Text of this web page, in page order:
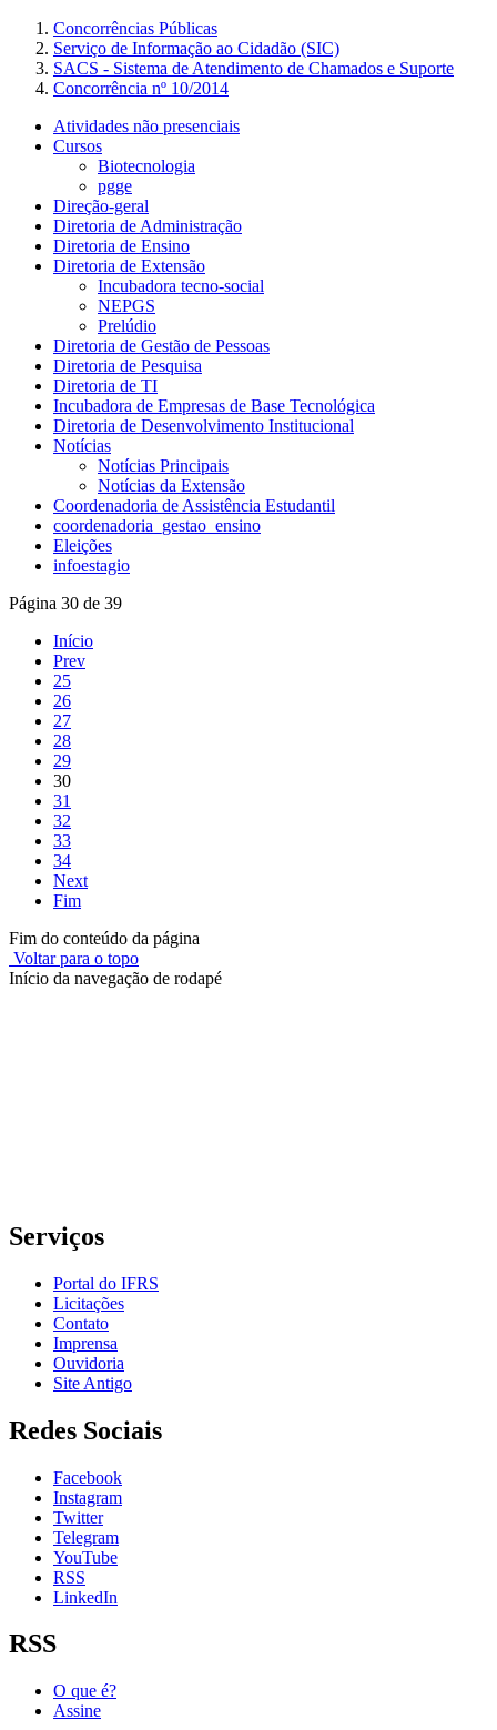
Concorrências Públicas
Serviço de Informação ao Cidadão (SIC)
SACS - Sistema de Atendimento de Chamados e Suporte
Concorrência nº 10/2014
Atividades não presenciais
Cursos
Biotecnologia
pgge
Direção-geral
Diretoria de Administração
Diretoria de Ensino
Diretoria de Extensão
Incubadora tecno-social
NEPGS
Prelúdio
Diretoria de Gestão de Pessoas
Diretoria de Pesquisa
Diretoria de TI
Incubadora de Empresas de Base Tecnológica
Diretoria de Desenvolvimento Institucional
Notícias
Notícias Principais
Notícias da Extensão
Coordenadoria de Assistência Estudantil
coordenadoria_gestao_ensino
Eleições
infoestagio
Página 30 de 39
Início
Prev
25
26
27
28
29
30
31
32
33
34
Next
Fim
Fim do conteúdo da página
Voltar para o topo
Início da navegação de rodapé
Serviços
Portal do IFRS
Licitações
Contato
Imprensa
Ouvidoria
Site Antigo
Redes Sociais
Facebook
Instagram
Twitter
Telegram
YouTube
RSS
LinkedIn
RSS
O que é?
Assine